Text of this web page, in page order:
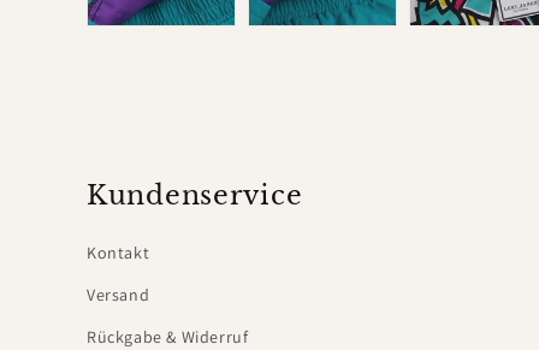
Kundenservice
Kontakt
Versand
Rückgabe & Widerruf